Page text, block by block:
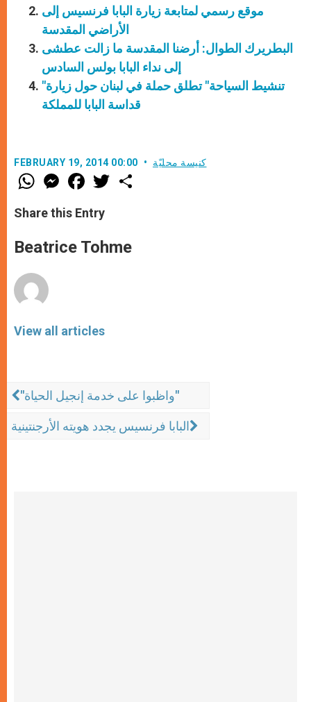
موقع رسمي لمتابعة زيارة البابا فرنسيس إلى
الأراضي المقدسة
البطريرك الطوال: أرضنا المقدسة ما زالت عطشى
إلى نداء البابا بولس السادس
"تنشيط السياحة" تطلق حملة في لبنان حول زيارة
قداسة البابا للمملكة
FEBRUARY 19, 2014 00:00 كنيسة محليّة
W
h
t
s
p
p
M
e
s
e
g
e
F
a
e
b
o
k
w
r
Share this Entry
Beatrice Tohme
View all articles
"واظبوا على خدمة إنجيل الحياة"
البابا فرنسيس يجدد هويته الأرجنتينية